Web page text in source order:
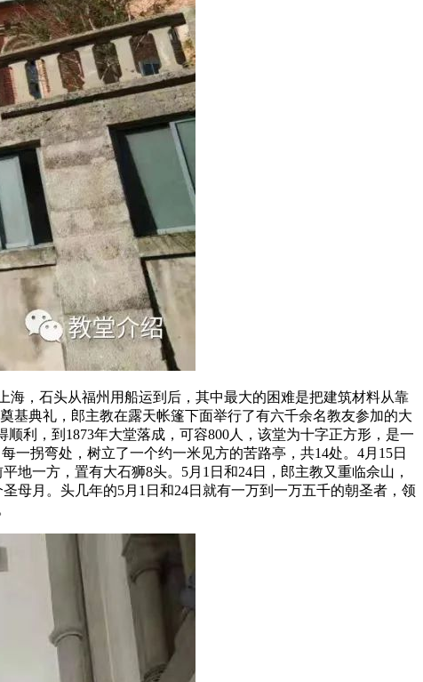
海，石头从福州用船运到后，其中最大的困难是把建筑材料从靠
基典礼，郎主教在露天帐篷下面举行了有六千余名教友参加的大
利，到1873年大堂落成，可容800人，该堂为十字正方形，是一
一拐弯处，树立了一个约一米见方的苦路亭，共14处。4月15日
一方，置有大石狮8头。5月1日和24日，郎主教又重临佘山，
母月。头几年的5月1日和24日就有一万到一万五千的朝圣者，领